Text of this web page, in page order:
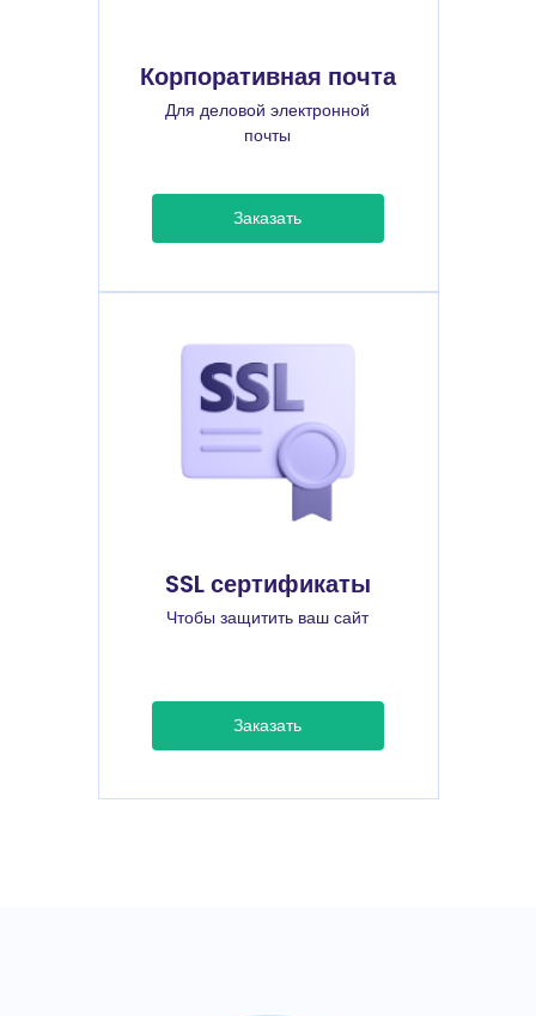
Корпоративная почта
Для деловой электронной
почты
Заказать
SSL сертификаты
Чтобы защитить ваш сайт
Заказать